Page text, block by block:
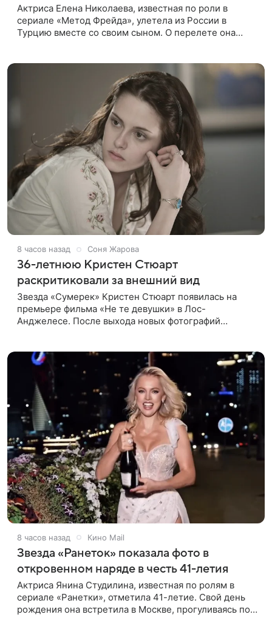
Актриса Елена Николаева, известная по роли в
сериале «Метод Фрейда», улетела из России в
Турцию вместе со своим сыном. О перелете она
8 часов назад Соня Жарова
36-летнюю Кристен Стюарт
раскритиковали за внешний вид
Звезда «Сумерек» Кристен Стюарт появилась на
премьере фильма «Не те девушки» в Лос-
Анджелесе. После выхода новых фотографий
8 часов назад Кино Mail
Звезда «Ранеток» показала фото в
откровенном наряде в честь 41-летия
Актриса Янина Студилина, известная по ролям в
сериале «Ранетки», отметила 41-летие. Свой день
рождения она встретила в Москве, прогуливаясь по